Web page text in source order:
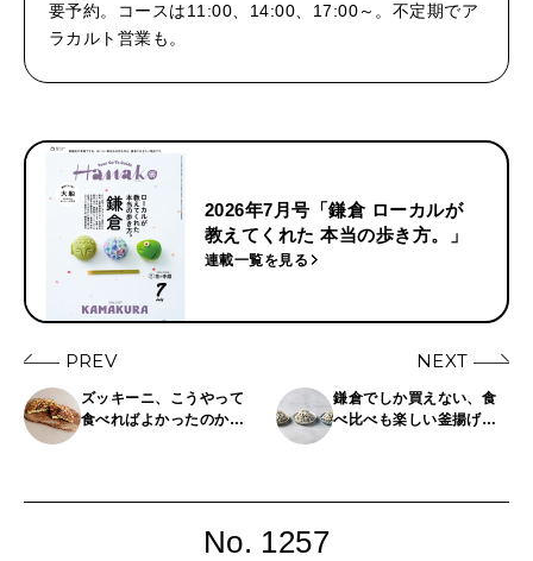
要予約。コースは11:00、14:00、17:00～。不定期でア
ラカルト営業も。
2026年7月号「鎌倉 ローカルが
教えてくれた 本当の歩き方。」
連載一覧を見る
PREV
ズッキーニ、こうやって
食べればよかったのか！
NEXT
鎌倉でしか買えない、食
べ比べも楽しい釜揚げし
No. 1257